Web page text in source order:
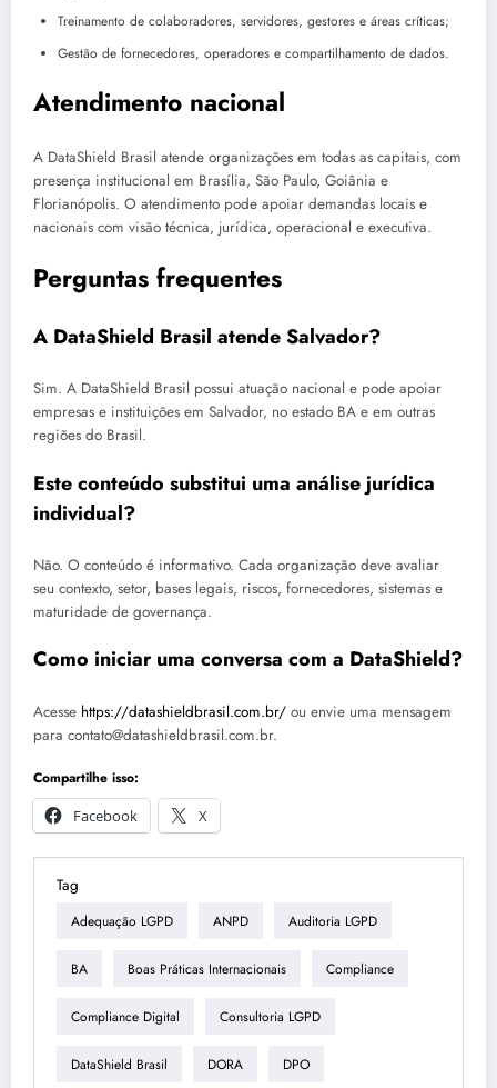
Treinamento de colaboradores, servidores, gestores e áreas críticas;
Gestão de fornecedores, operadores e compartilhamento de dados.
Atendimento nacional
A DataShield Brasil atende organizações em todas as capitais, com
presença institucional em Brasília, São Paulo, Goiânia e
Florianópolis. O atendimento pode apoiar demandas locais e
nacionais com visão técnica, jurídica, operacional e executiva.
Perguntas frequentes
A DataShield Brasil atende Salvador?
Sim. A DataShield Brasil possui atuação nacional e pode apoiar
empresas e instituições em Salvador, no estado BA e em outras
regiões do Brasil.
Este conteúdo substitui uma análise jurídica
individual?
Não. O conteúdo é informativo. Cada organização deve avaliar
seu contexto, setor, bases legais, riscos, fornecedores, sistemas e
maturidade de governança.
Como iniciar uma conversa com a DataShield?
Acesse https://datashieldbrasil.com.br/ ou envie uma mensagem
para contato@datashieldbrasil.com.br.
Compartilhe isso:
Facebook
X
Tag
Adequação LGPD ANPD Auditoria LGPD
BA Boas Práticas Internacionais Compliance
Compliance Digital Consultoria LGPD
DataShield Brasil DORA DPO